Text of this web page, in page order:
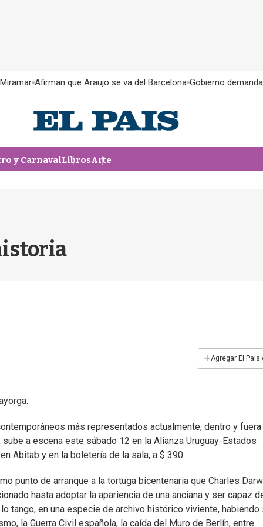
Afirman que Araujo se va del Barcelona Gobierno
y CarnavalLibrosArte
+Agregar El País
más representados actualmente, dentro y fuera
sube a escena este sábado 12 en la Alianza Uruguay-Estados
Abitab y en la boletería de la sala, a $ 390.
punto de arranque a la tortuga bicentenaria que Charles
hasta adoptar la apariencia de una anciana y ser capaz
tango, en una especie de archivo histórico viviente, habiendo
la Guerra Civil española, la caída del Muro de Berlín, entre